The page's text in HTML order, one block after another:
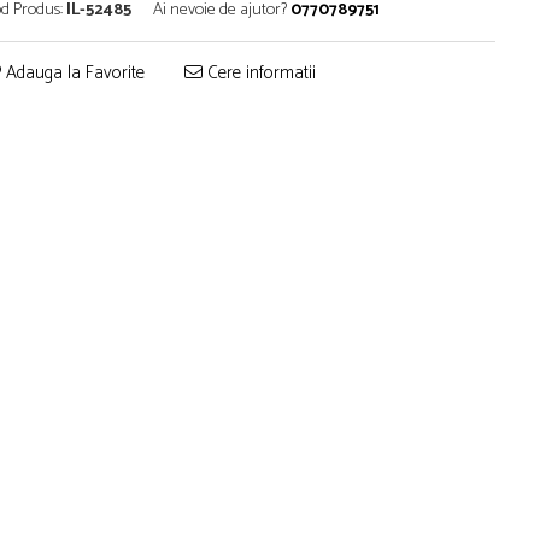
Produs:IL-52485 Ai nevoie de ajutor?0770789751
Adauga la Favorite Cere informatii